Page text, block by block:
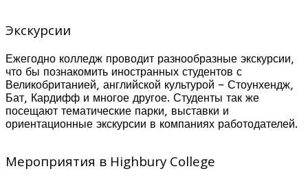
Экскурсии
Ежегодно колледж проводит разнообразные экскурсии,
что бы познакомить иностранных студентов с
Великобританией, английской культурой – Стоунхендж,
Бат, Кардифф и многое другое. Студенты так же
посещают тематические парки, выставки и
ориентационные экскурсии в компаниях работодателей.
Мероприятия в Highbury College